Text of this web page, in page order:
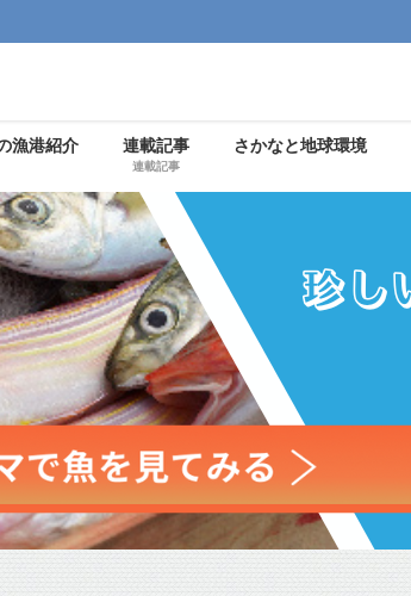
漁港紹介 連載記事
連載記事
さかなと地球環境